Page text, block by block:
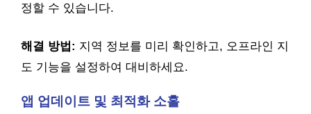
정할 수 있습니다.
해결 방법: 지역 정보를 미리 확인하고, 오프라인 지
도 기능을 설정하여 대비하세요.
앱 업데이트 및 최적화 소홀